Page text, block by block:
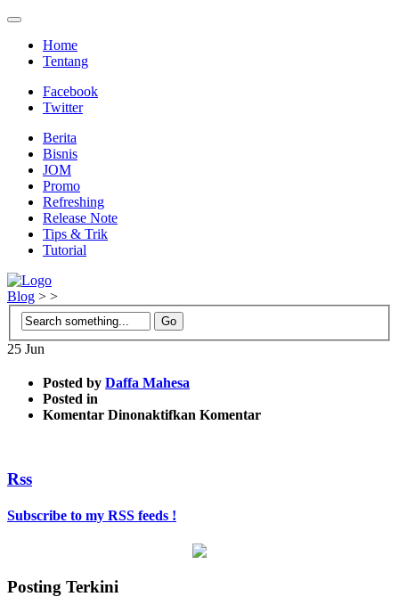
Home
Tentang
Facebook
Twitter
Berita
Bisnis
JOM
Promo
Refreshing
Release Note
Tips & Trik
Tutorial
Blog > >
25 Jun
Posted by Daffa Mahesa
Posted in
Komentar Dinonaktifkan pada
Komentar
Rss
Subscribe to my RSS feeds !
Posting Terkini